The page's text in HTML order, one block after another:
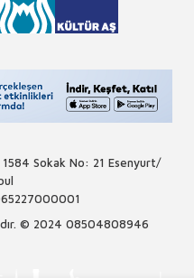
Sokak No: 21 Esenyurt/
© 2024 08504808946